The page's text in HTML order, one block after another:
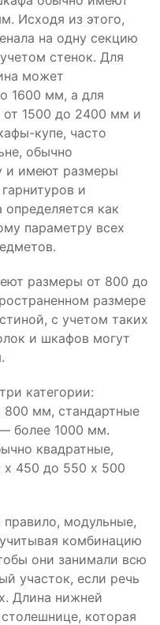
Исходя из этого,
на одну секцию
стенок. Для
может
1600 мм, а для
1500 до 2400 мм и
купе, часто
обычно
и имеют размеры
и
как
параметру всех
размеры от 800 до
размере
с учетом таких
и шкафов могут
категории:
мм, стандартные
более 1000 мм.
квадратные,
450 до 550 х 500
правило, модульные,
комбинацию
они занимали всю
участок, если речь
Длина нижней
которая